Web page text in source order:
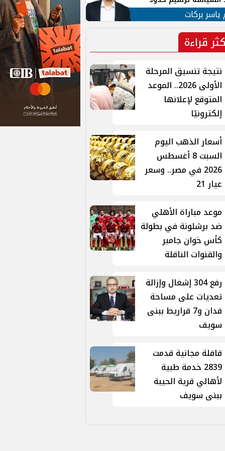
القومي العربي
ياسر بركات
قراءة
نتيجة تنسيق المرحلة
الأولى 2026.. الموعد
المتوقع لإعلانها
إلكترونيًا
أسعار الذهب اليوم
السبت 8 أغسطس
2026 في مصر.. وسعر
عيار 21
موعد مباراة الأهلي
ضد برشلونة في بطولة
كأس خوان جامبر
والقنوات الناقلة
رفع 304 إشغال وإزالة
تعديات على مساحة
فدان و7 قراريط ببنى
سويف
قافلة مجانية قدمت
2839 خدمة طبية
لأهالي قرية الحيبة
ببنى سويف